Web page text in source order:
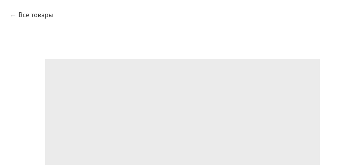
Все товары